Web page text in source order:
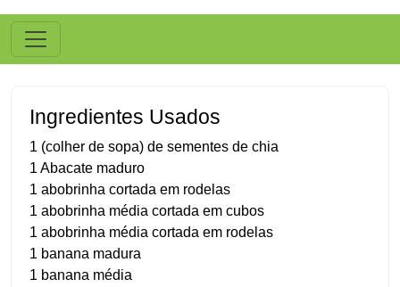
Ingredientes Usados
1 (colher de sopa) de sementes de chia
1 Abacate maduro
1 abobrinha cortada em rodelas
1 abobrinha média cortada em cubos
1 abobrinha média cortada em rodelas
1 banana madura
1 banana média